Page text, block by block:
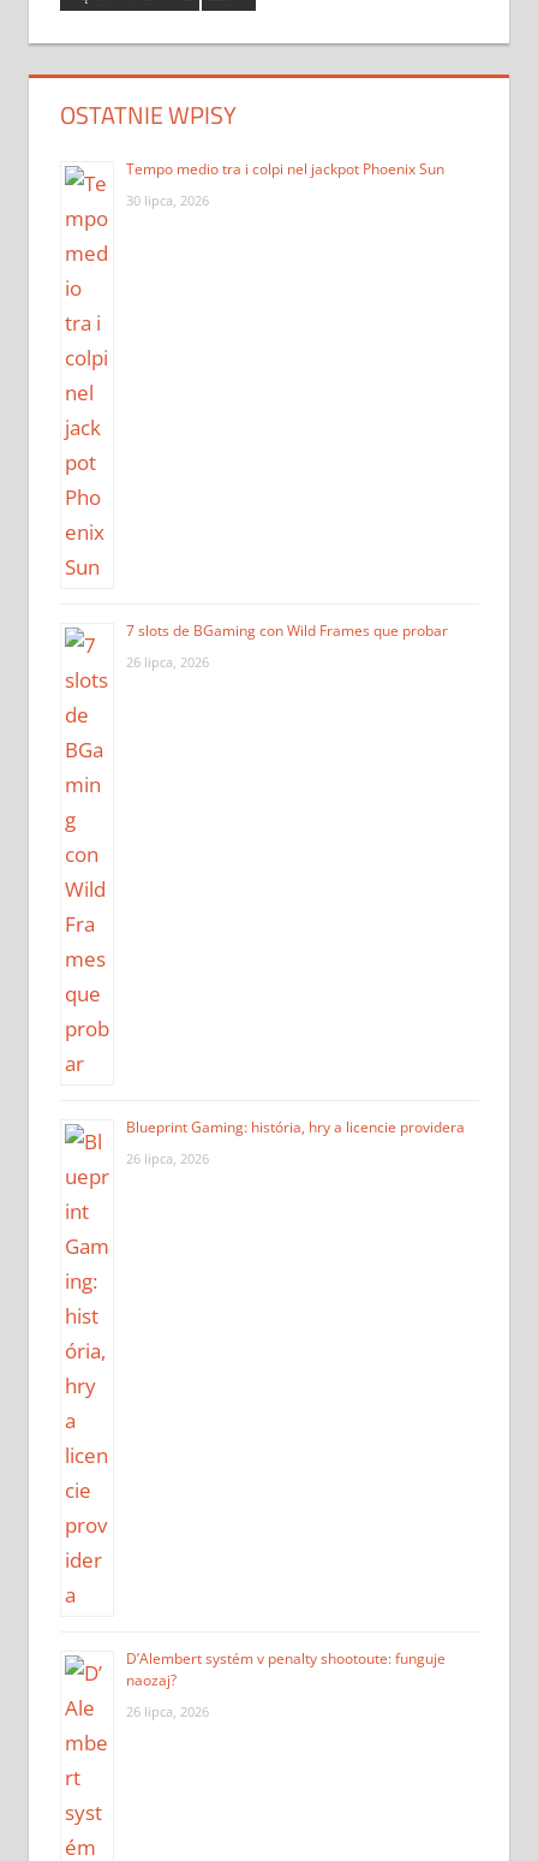
OSTATNIE WPISY
Tempo medio tra i colpi nel jackpot Phoenix Sun
30 lipca, 2026
7 slots de BGaming con Wild Frames que probar
26 lipca, 2026
Blueprint Gaming: história, hry a licencie providera
26 lipca, 2026
D’Alembert systém v penalty shootoute: funguje
naozaj?
26 lipca, 2026